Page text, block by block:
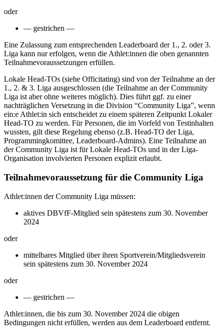
oder
— gestrichen —
Eine Zulassung zum entsprechenden Leaderboard der 1., 2. oder 3.
Liga kann nur erfolgen, wenn die Athlet:innen die oben genannten
Teilnahmevoraussetzungen erfüllen.
Lokale Head-TOs (siehe Officitating) sind von der Teilnahme an der
1., 2. & 3. Liga ausgeschlossen (die Teilnahme an der Community
Liga ist aber ohne weiteres möglich). Dies führt ggf. zu einer
nachträglichen Versetzung in die Division “Community Liga”, wenn
ein:e Athlet:in sich entscheidet zu einem späteren Zeitpunkt Lokaler
Head-TO zu werden. Für Personen, die im Vorfeld von Testinhalten
wussten, gilt diese Regelung ebenso (z.B. Head-TO der Liga,
Programmingkomittee, Leaderboard-Admins). Eine Teilnahme an
der Community Liga ist für Lokale Head-TOs und in der Liga-
Organisation involvierten Personen explizit erlaubt.
Teilnahmevoraussetzung für die Community Liga
Athlet:innen der Community Liga müssen:
aktives DBVfF-Mitglied sein spätestens zum 30. November
2024
oder
mittelbares Mitglied über ihren Sportverein/Mitgliedsverein
sein spätestens zum 30. November 2024
oder
— gestrichen —
Athlet:innen, die bis zum 30. November 2024 die obigen
Bedingungen nicht erfüllen, werden aus dem Leaderboard entfernt.